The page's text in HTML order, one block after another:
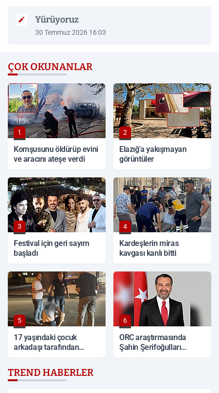
Yürüyoruz
30 Temmuz 2026 16:03
ÇOK OKUNANLAR
1
Komşusunu öldürüp evini
ve aracını ateşe verdi
2
Elazığ'a yakışmayan
görüntüler
3
Festival için geri sayım
başladı
4
Kardeşlerin miras
kavgası kanlı bitti
5
17 yaşındaki çocuk
arkadaşı tarafından
6
ORC araştırmasında
Şahin Şerifoğulları
TREND HABERLER